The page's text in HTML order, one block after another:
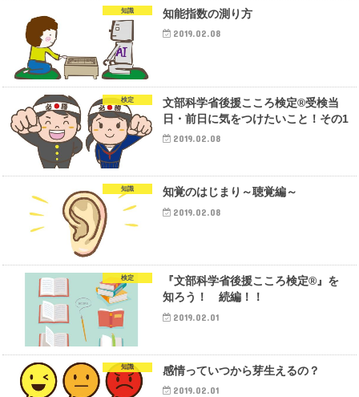
知識 知能指数の測り方
2019.02.08
検定
文部科学省後援こころ検定®受検当
日・前日に気をつけたいこと！その1
2019.02.08
知識 知覚のはじまり～聴覚編～
2019.02.08
検定
『文部科学省後援こころ検定®』を
知ろう！ 続編！！
2019.02.01
知識 感情っていつから芽生えるの？
2019.02.01